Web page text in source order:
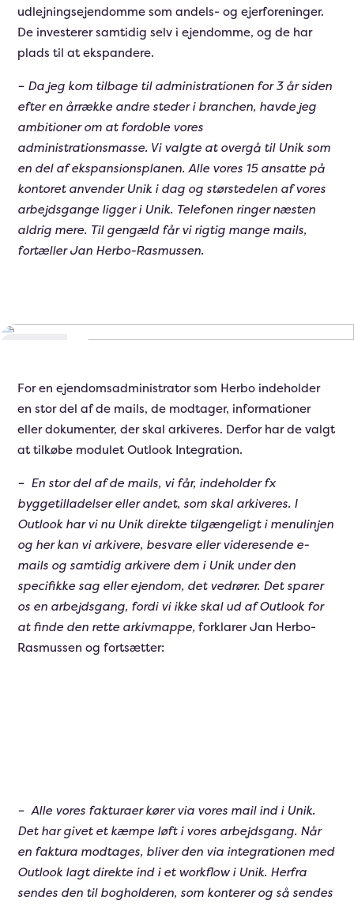
udlejningsejendomme som andels- og ejerforeninger.
De investerer samtidig selv i ejendomme, og de har
plads til at ekspandere.
– Da jeg kom tilbage til administrationen for 3 år siden
efter en årrække andre steder i branchen, havde jeg
ambitioner om at fordoble vores
administrationsmasse. Vi valgte at overgå til Unik som
en del af ekspansionsplanen. Alle vores 15 ansatte på
kontoret anvender Unik i dag og størstedelen af vores
arbejdsgange ligger i Unik. Telefonen ringer næsten
aldrig mere. Til gengæld får vi rigtig mange mails,
fortæller Jan Herbo-Rasmussen.
For en ejendomsadministrator som Herbo indeholder
en stor del af de mails, de modtager, informationer
eller dokumenter, der skal arkiveres. Derfor har de valgt
at tilkøbe modulet Outlook Integration.
– En stor del af de mails, vi får, indeholder fx
byggetilladelser eller andet, som skal arkiveres. I
Outlook har vi nu Unik direkte tilgængeligt i menulinjen
og her kan vi arkivere, besvare eller videresende e-
mails og samtidig arkivere dem i Unik under den
specifikke sag eller ejendom, det vedrører. Det sparer
os en arbejdsgang, fordi vi ikke skal ud af Outlook for
at finde den rette arkivmappe,forklarer Jan Herbo-
Rasmussen og fortsætter:
– Alle vores fakturaer kører via vores mail ind i Unik.
Det har givet et kæmpe løft i vores arbejdsgang. Når
en faktura modtages, bliver den via integrationen med
Outlook lagt direkte ind i et workflow i Unik. Herfra
sendes den til bogholderen, som konterer og så sendes